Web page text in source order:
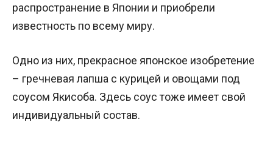
распространение в Японии и приобрели
известность по всему миру.
Одно из них, прекрасное японское изобретение
– гречневая лапша с курицей и овощами под
соусом Якисоба. Здесь соус тоже имеет свой
индивидуальный состав.